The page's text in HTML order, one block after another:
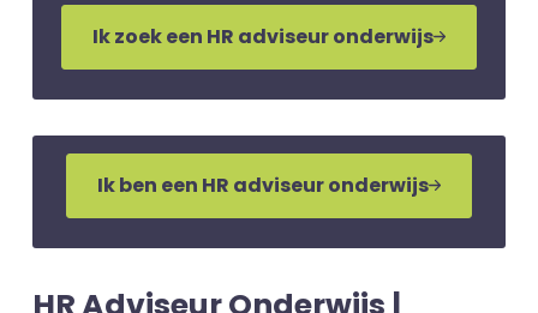
Ik zoek een HR adviseur onderwijs
Ik ben een HR adviseur onderwijs